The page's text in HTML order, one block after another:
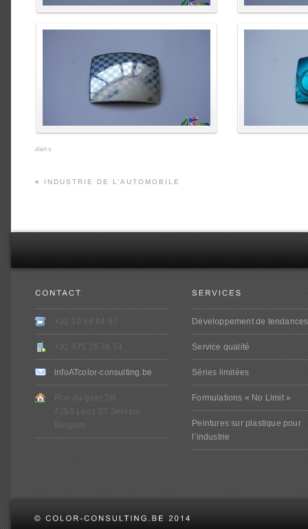
dans
« INDUSTRIE DE L’AUTOMOBILE
+32 19 58 84 67
+32 475 28 78 74
infoATcolor-consulting.be
Rue du geer 3B
4250 Lens ST Servais
Belgium
Développement de tendances
Service qualité
Séries limitées
Formulations « No Limit »
Peintures sur plastique pour
l’industrie